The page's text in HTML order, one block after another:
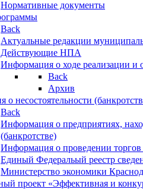
Нормативные документы
Back
Актуальные редакции
Действующие НПА
Информация о ходе реализации
Back
Архив
о несостоятельности
Back
Информация о предприятиях,
(банкротстве)
Информация о проведении
Единый Федеральый реестр
Министерство экономики
проект «Эффективная и